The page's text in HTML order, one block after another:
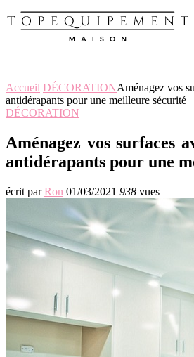
Accueil DÉCORATIONAménagez vos
antidérapants pour une meilleure sécurité
DÉCORATION
Aménagez vos surfaces
antidérapants pour une
écrit parRon 01/03/2021 938 vues